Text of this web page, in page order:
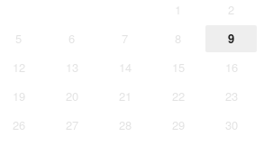
1
2
5 6 7 8
9
12 13 14 15
16
19 20 21 22
23
26 27 28 29
30